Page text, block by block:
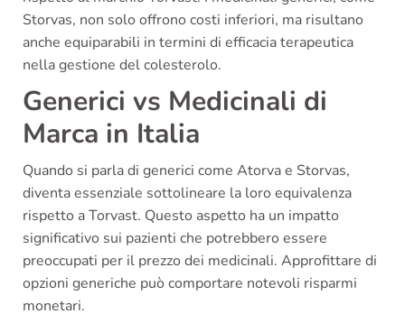
Storvas, non solo offrono costi inferiori, ma risultano
anche equiparabili in termini di efficacia terapeutica
nella gestione del colesterolo.
Generici vs Medicinali di
Marca in Italia
Quando si parla di generici come Atorva e Storvas,
diventa essenziale sottolineare la loro equivalenza
rispetto a Torvast. Questo aspetto ha un impatto
significativo sui pazienti che potrebbero essere
preoccupati per il prezzo dei medicinali. Approfittare di
opzioni generiche può comportare notevoli risparmi
monetari.